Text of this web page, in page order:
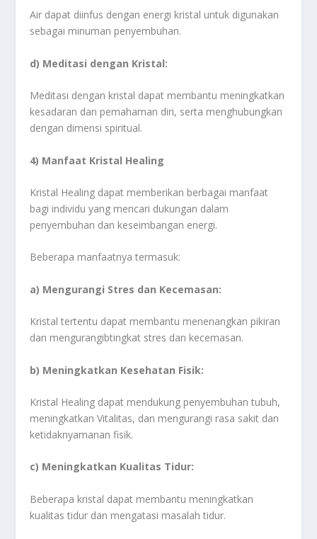
Air dapat diinfus dengan energi kristal untuk digunakan
sebagai minuman penyembuhan.
d) Meditasi dengan Kristal:
Meditasi dengan kristal dapat membantu meningkatkan
kesadaran dan pemahaman diri, serta menghubungkan
dengan dimensi spiritual.
4) Manfaat Kristal Healing
Kristal Healing dapat memberikan berbagai manfaat
bagi individu yang mencari dukungan dalam
penyembuhan dan keseimbangan energi.
Beberapa manfaatnya termasuk:
a) Mengurangi Stres dan Kecemasan:
Kristal tertentu dapat membantu menenangkan pikiran
dan mengurangibtingkat stres dan kecemasan.
b) Meningkatkan Kesehatan Fisik:
Kristal Healing dapat mendukung penyembuhan tubuh,
meningkatkan Vitalitas, dan mengurangi rasa sakit dan
ketidaknyamanan fisik.
c) Meningkatkan Kualitas Tidur:
Beberapa kristal dapat membantu meningkatkan
kualitas tidur dan mengatasi masalah tidur.